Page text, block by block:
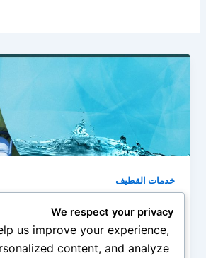
خدمات القطيف
شركة تنظيف خزانات بالقطيف 0545690779
admin
/أبريل 23, 2019
خزانات المياه هي من الأشياء الهامة
We respect your privacy
us improve your experience,
content, and analyze